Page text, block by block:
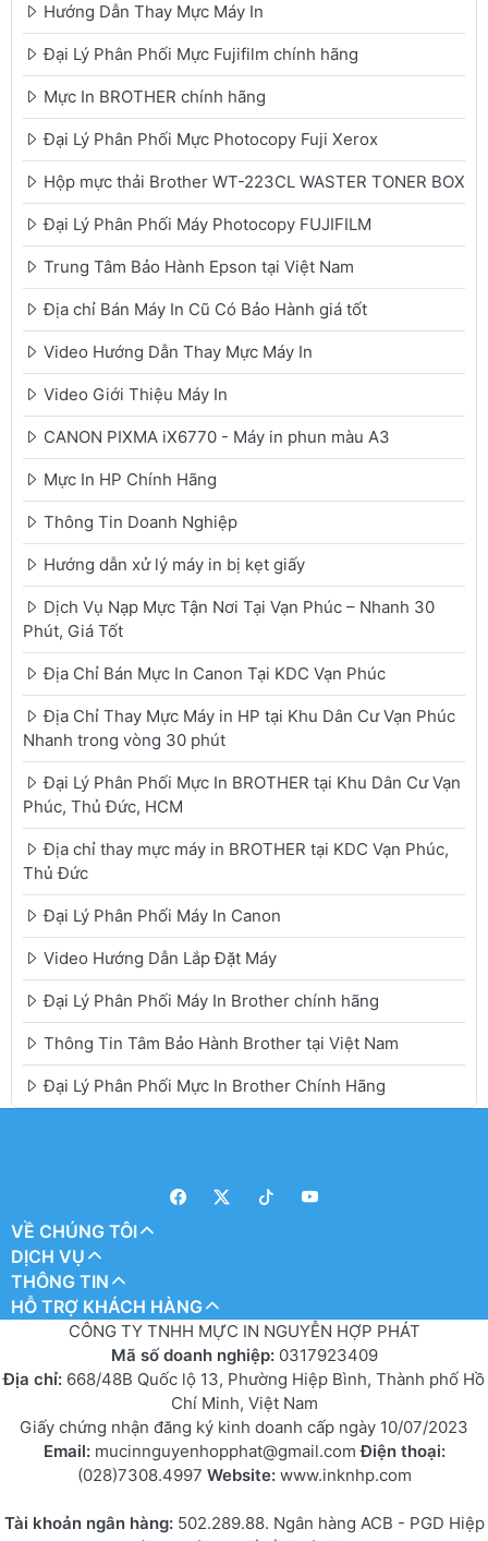
Hướng Dẫn Thay Mực Máy In
Đại Lý Phân Phối Mực Fujifilm chính hãng
Mực In BROTHER chính hãng
Đại Lý Phân Phối Mực Photocopy Fuji Xerox
Hộp mực thải Brother WT-223CL WASTER TONER BOX
Đại Lý Phân Phối Máy Photocopy FUJIFILM
Trung Tâm Bảo Hành Epson tại Việt Nam
Địa chỉ Bán Máy In Cũ Có Bảo Hành giá tốt
Video Hướng Dẫn Thay Mực Máy In
Video Giới Thiệu Máy In
CANON PIXMA iX6770 - Máy in phun màu A3
Mực In HP Chính Hãng
Thông Tin Doanh Nghiệp
Hướng dẫn xử lý máy in bị kẹt giấy
Dịch Vụ Nạp Mực Tận Nơi Tại Vạn Phúc – Nhanh 30
Phút, Giá Tốt
Địa Chỉ Bán Mực In Canon Tại KDC Vạn Phúc
Địa Chỉ Thay Mực Máy in HP tại Khu Dân Cư Vạn Phúc
Nhanh trong vòng 30 phút
Đại Lý Phân Phối Mực In BROTHER tại Khu Dân Cư Vạn
Phúc, Thủ Đức, HCM
Địa chỉ thay mực máy in BROTHER tại KDC Vạn Phúc,
Thủ Đức
Đại Lý Phân Phối Máy In Canon
Video Hướng Dẫn Lắp Đặt Máy
Đại Lý Phân Phối Máy In Brother chính hãng
Thông Tin Tâm Bảo Hành Brother tại Việt Nam
Đại Lý Phân Phối Mực In Brother Chính Hãng
VỀ CHÚNG TÔI
DỊCH VỤ
THÔNG TIN
HỖ TRỢ KHÁCH HÀNG
CÔNG TY TNHH MỰC IN NGUYỄN HỢP PHÁT
Mã số doanh nghiệp: 0317923409
Địa chỉ: 668/48B Quốc lộ 13, Phường Hiệp Bình, Thành phố Hồ
Chí Minh, Việt Nam
Giấy chứng nhận đăng ký kinh doanh cấp ngày 10/07/2023
Email: mucinnguyenhopphat@gmail.comĐiện thoại:
(028)7308.4997 Website: www.inknhp.com
Tài khoản ngân hàng: 502.289.88. Ngân hàng ACB - PGD Hiệp